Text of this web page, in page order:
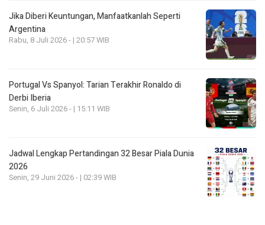
Jika Diberi Keuntungan, Manfaatkanlah Seperti
Argentina
Rabu, 8 Juli 2026 - | 20:57 WIB
Portugal Vs Spanyol: Tarian Terakhir Ronaldo di
Derbi Iberia
Senin, 6 Juli 2026 - | 15:11 WIB
Jadwal Lengkap Pertandingan 32 Besar Piala Dunia
2026
Senin, 29 Juni 2026 - | 02:39 WIB